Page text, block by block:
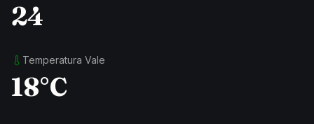
24
Temperatura Vale
18°C